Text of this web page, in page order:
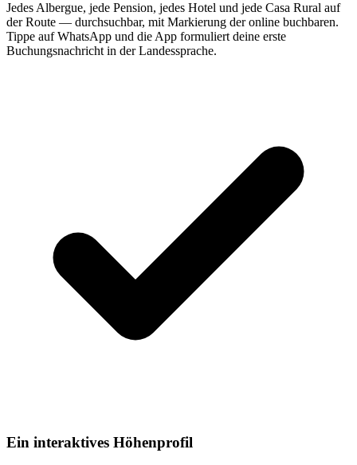
Jedes Albergue, jede Pension, jedes Hotel und jede Casa Rural auf
der Route — durchsuchbar, mit Markierung der online buchbaren.
Tippe auf WhatsApp und die App formuliert deine erste
Buchungsnachricht in der Landessprache.
Ein interaktives Höhenprofil